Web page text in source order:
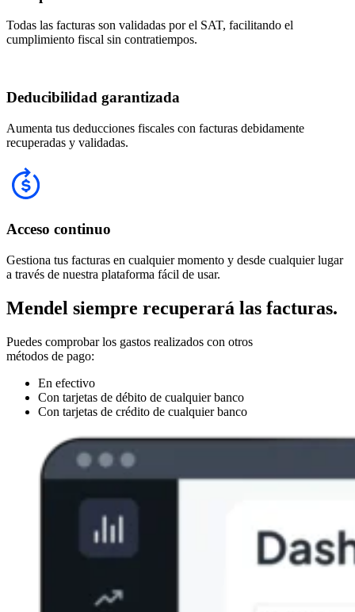
Todas las facturas son validadas por el SAT, facilitando el
cumplimiento fiscal sin contratiempos.
Deducibilidad garantizada
Aumenta tus deducciones fiscales con facturas debidamente
recuperadas y validadas.
Acceso continuo
Gestiona tus facturas en cualquier momento y desde cualquier lugar
a través de nuestra plataforma fácil de usar.
Mendel siempre recuperará las facturas.
Puedes comprobar los gastos realizados con otros
métodos de pago:
En efectivo
Con tarjetas de débito de cualquier banco
Con tarjetas de crédito de cualquier banco